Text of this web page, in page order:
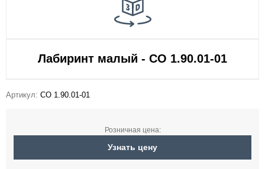
Лабиринт малый - СО 1.90.01-01
Артикул: СО 1.90.01-01
Розничная цена:
Узнать цену